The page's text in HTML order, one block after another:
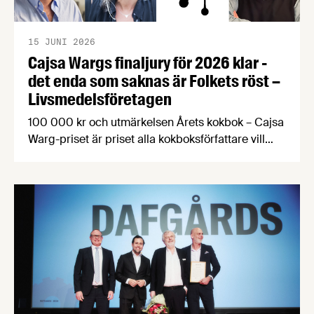
Cajsa Wargs finaljury för 2026 klar -
det enda som saknas är Folkets röst –
Livsmedelsföretagen
15 JUNI 2026
100 000 kr och utmärkelsen Årets kokbok – Cajsa
Warg-priset är priset alla kokboksförfattare vill
Dessutom har alla kokboksälskare möjlighet att
söka till att bli en del av finaljuryn som Folkets röst.
Frida Ronge, David Sundin, Karolina Sparring, …